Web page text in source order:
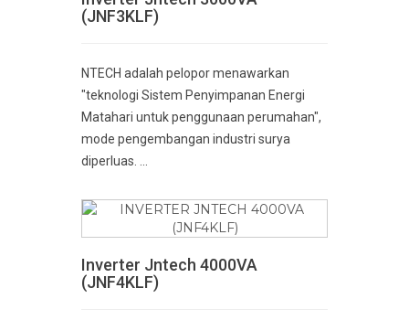
(JNF3KLF)
NTECH adalah pelopor menawarkan
"teknologi Sistem Penyimpanan Energi
Matahari untuk penggunaan perumahan",
mode pengembangan industri surya
diperluas. ...
Inverter Jntech 4000VA
(JNF4KLF)